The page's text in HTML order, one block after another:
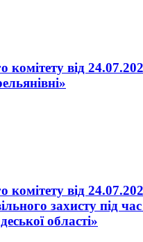
комітету від
комітету від
захисту під
області»